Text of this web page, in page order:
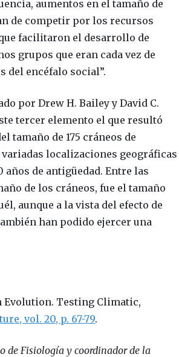
aumentos en el tamaño de
de competir por los recursos
facilitaron el desarrollo de
grupos que eran cada vez de
del encéfalo social”.
por Drew H. Bailey y David C.
tercer elemento el que resultó
tamaño de 175 cráneos de
localizaciones geográficas
de antigüedad. Entre las
de los cráneos, fue el tamaño
aunque a la vista del efecto de
han podido ejercer una
Evolution. Testing Climatic,
vol. 20, p. 67-79.
de Fisiología y coordinador de la